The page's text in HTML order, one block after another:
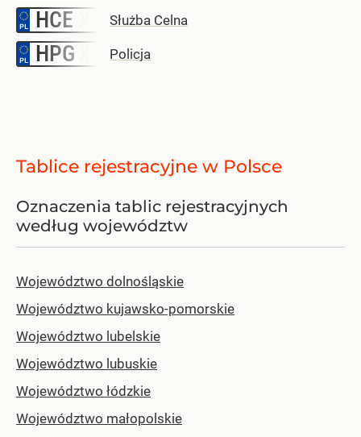
HCE Służba Celna
HPG Policja
Tablice rejestracyjne w Polsce
Oznaczenia tablic rejestracyjnych
według województw
Województwo dolnośląskie
Województwo kujawsko-pomorskie
Województwo lubelskie
Województwo lubuskie
Województwo łódzkie
Województwo małopolskie